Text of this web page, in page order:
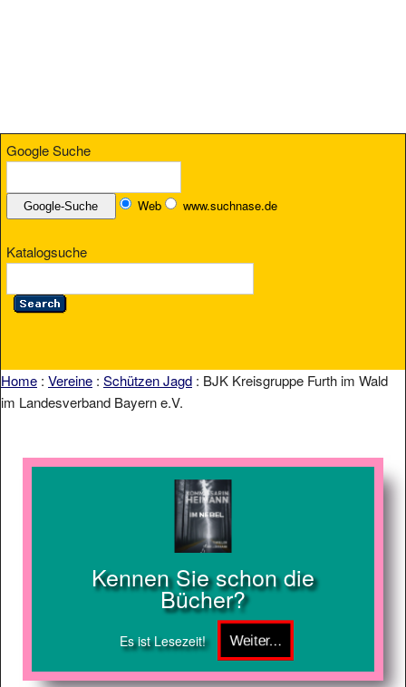
Google Suche
Web www.suchnase.de
Katalogsuche
Home : Vereine : Schützen Jagd : BJK Kreisgruppe Furth im Wald
im Landesverband Bayern e.V.
Kennen Sie schon die
Bücher?
Es ist Lesezeit!